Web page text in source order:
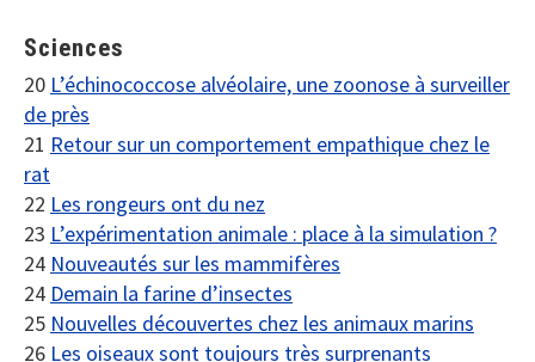
Sciences
20 L’échinococcose alvéolaire, une zoonose à surveiller
de près
21 Retour sur un comportement empathique chez le
rat
22 Les rongeurs ont du nez
23 L’expérimentation animale : place à la simulation ?
24 Nouveautés sur les mammifères
24 Demain la farine d’insectes
25 Nouvelles découvertes chez les animaux marins
26 Les oiseaux sont toujours très surprenants